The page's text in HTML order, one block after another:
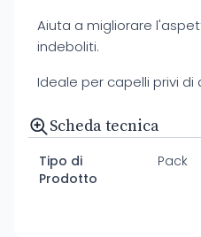
Aiuta a migliorare
indeboliti.
Ideale per capelli privi di
Scheda tecnica
Tipo di
Prodotto
Pack